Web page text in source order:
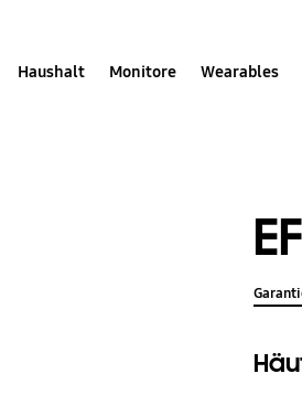
Haushalt Monitore Wearables